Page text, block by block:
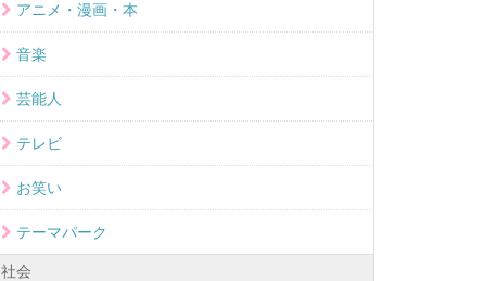
アニメ・漫画・本
音楽
芸能人
テレビ
お笑い
テーマパーク
社会